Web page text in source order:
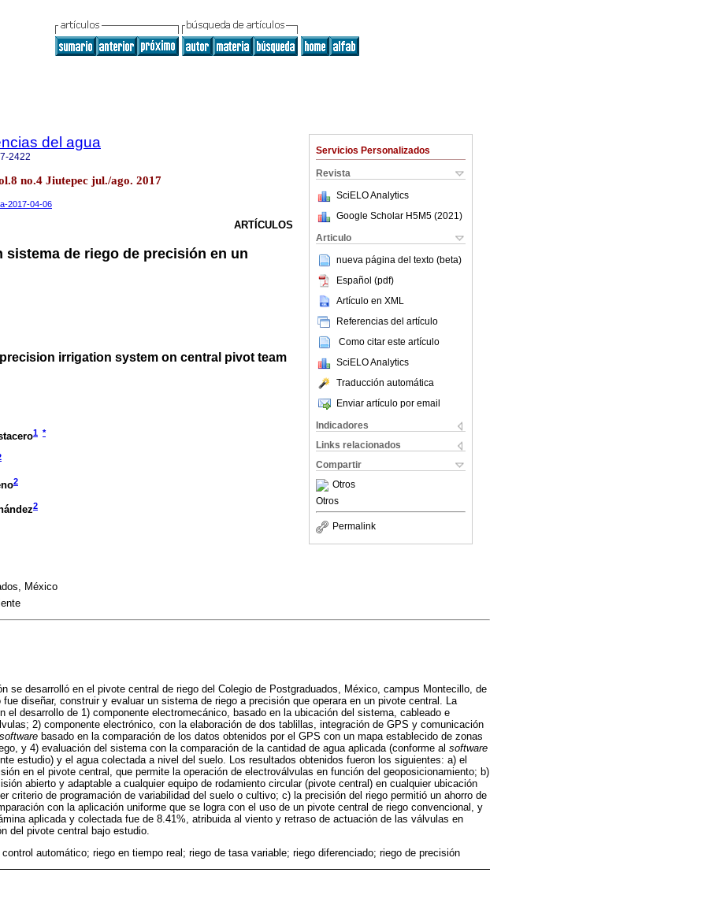
Servicios Personalizados
Revista
SciELO Analytics
Google Scholar H5M5 (2021 )
Articulo
nueva página del texto (beta)
Español (pdf)
Artículo en XML
Referencias del artículo
Como citar este artículo
SciELO Analytics
Traducción automática
Enviar artículo por email
Indicadores
Links relacionados
Compartir
Otros
Otros
Permalink
del agua
2422
no.4 Jiutepec jul./ago. 2017
2017-04-06
ARTÍCULOS
sistema de riego de precisión en un
irrigation system on central pivot team
1 *
2
2
México
se desarrolló en el pivote central de riego del Colegio de Postgraduados, México, campus Montecillo, de
diseñar, construir y evaluar un sistema de riego a precisión que operara en un pivote central. La
el desarrollo de 1) componente electromecánico, basado en la ubicación del sistema, cableado e
2) componente electrónico, con la elaboración de dos tablillas, integración de GPS y comunicación
software basado en la comparación de los datos obtenidos por el GPS con un mapa establecido de zonas
y 4) evaluación del sistema con la comparación de la cantidad de agua aplicada (conforme al software
estudio) y el agua colectada a nivel del suelo. Los resultados obtenidos fueron los siguientes: a) el
en el pivote central, que permite la operación de electroválvulas en función del geoposicionamiento; b)
abierto y adaptable a cualquier equipo de rodamiento circular (pivote central) en cualquier ubicación
criterio de programación de variabilidad del suelo o cultivo; c) la precisión del riego permitió un ahorro de
con la aplicación uniforme que se logra con el uso de un pivote central de riego convencional, y
aplicada y colectada fue de 8.41%, atribuida al viento y retraso de actuación de las válvulas en
del pivote central bajo estudio.
control automático; riego en tiempo real; riego de tasa variable; riego diferenciado; riego de precisión